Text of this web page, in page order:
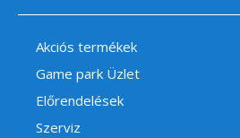
Akciós termékek
Game park Üzlet
Előrendelések
Szerviz